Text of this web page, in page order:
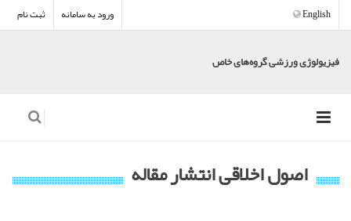
ورود به سامانه ثبت نام English
فیزیولوژی ورزشی گروه‌های خاص
اصول اخلاقی انتشار مقاله